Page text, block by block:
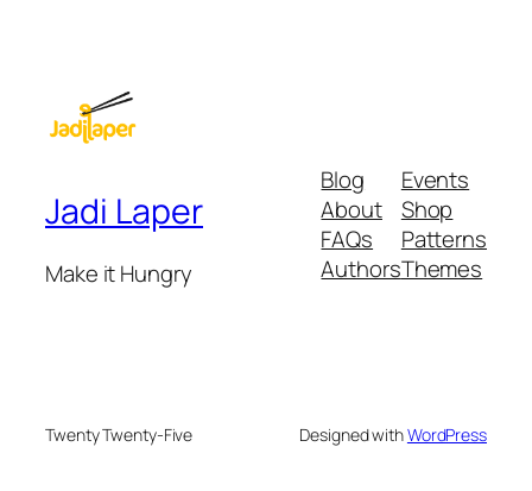
Jadi Laper
Make it Hungry
Blog
About
FAQs
Authors
Events
Shop
Patterns
Themes
Twenty Twenty-Five Designed withWordPress